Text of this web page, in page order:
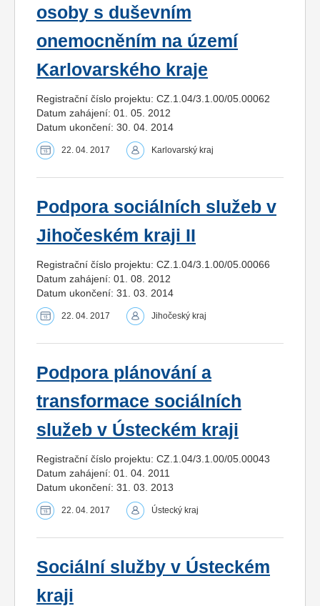
osoby s duševním
onemocněním na území
Karlovarského kraje
Registrační číslo projektu: CZ.1.04/3.1.00/05.00062
Datum zahájení: 01. 05. 2012
Datum ukončení: 30. 04. 2014
22. 04. 2017 Karlovarský kraj
Podpora sociálních služeb v
Jihočeském kraji II
Registrační číslo projektu: CZ.1.04/3.1.00/05.00066
Datum zahájení: 01. 08. 2012
Datum ukončení: 31. 03. 2014
22. 04. 2017 Jihočeský kraj
Podpora plánování a
transformace sociálních
služeb v Ústeckém kraji
Registrační číslo projektu: CZ.1.04/3.1.00/05.00043
Datum zahájení: 01. 04. 2011
Datum ukončení: 31. 03. 2013
22. 04. 2017 Ústecký kraj
Sociální služby v Ústeckém
kraji